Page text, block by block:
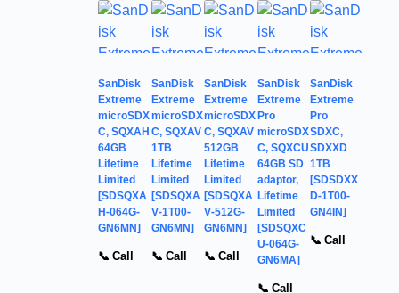
SanDisk
Extreme
microSDX
C, SQXAH
64GB
Lifetime
Limited
[SDSQXA
H-064G-
GN6MN]
📞 Call
SanDisk
Extreme
microSDX
C, SQXAV
1TB
Lifetime
Limited
[SDSQXA
V-1T00-
GN6MN]
📞 Call
SanDisk
Extreme
microSDX
C, SQXAV
512GB
Lifetime
Limited
[SDSQXA
V-512G-
GN6MN]
📞 Call
SanDisk
Extreme
Pro
microSDX
C, SQXCU
64GB SD
adaptor,
Lifetime
Limited
[SDSQXC
U-064G-
GN6MA]
📞 Call
SanDisk
Extreme
Pro
SDXC,
SDXXD
1TB
[SDSDXX
D-1T00-
GN4IN]
📞 Call